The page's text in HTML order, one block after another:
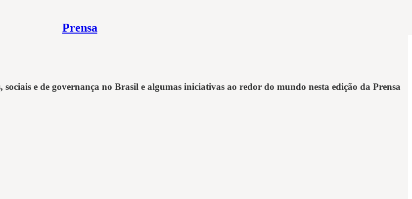
Prensa
e de governança no Brasil e algumas iniciativas ao redor do mundo nesta edição da Prensa